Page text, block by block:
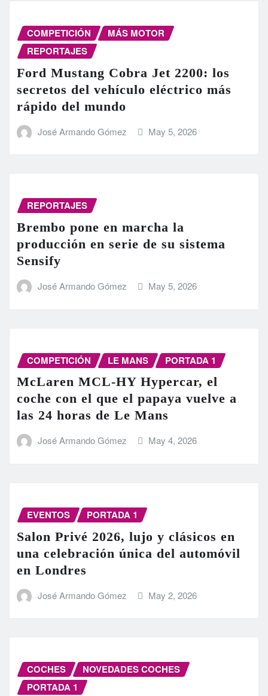
COMPETICIÓN
MÁS MOTOR
REPORTAJES
Ford Mustang Cobra Jet 2200: los
secretos del vehículo eléctrico más
rápido del mundo
José Armando Gómez May 5, 2026
REPORTAJES
Brembo pone en marcha la
producción en serie de su sistema
Sensify
José Armando Gómez May 5, 2026
COMPETICIÓN LE MANS PORTADA 1
McLaren MCL-HY Hypercar, el
coche con el que el papaya vuelve a
las 24 horas de Le Mans
José Armando Gómez May 4, 2026
EVENTOS PORTADA 1
Salon Privé 2026, lujo y clásicos en
una celebración única del automóvil
en Londres
José Armando Gómez May 2, 2026
COCHES
NOVEDADES COCHES
PORTADA 1